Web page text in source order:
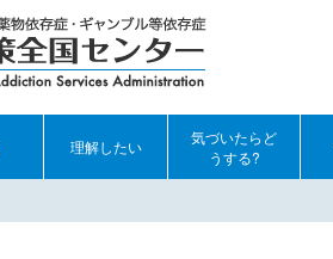
理解したい
気づいたらど
うする?